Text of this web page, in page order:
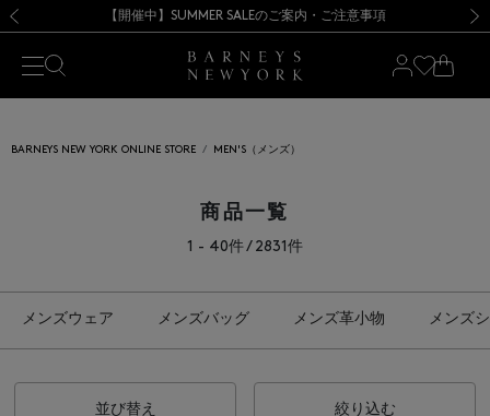
熊本県を中心とした地震の影響によるお荷物のお届けについて
【開催中】SUMMER SALEのご案内・ご注意事項
BARNEYS NEW YORK ONLINE STORE MEN'S（メンズ）
商品一覧
1 - 40件 / 2831件
メンズウェア メンズバッグ メンズ革小物 メンズ
並び替え 絞り込む